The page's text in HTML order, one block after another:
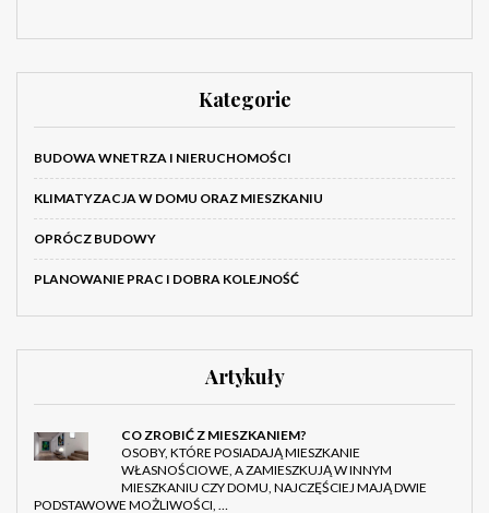
Kategorie
BUDOWA WNETRZA I NIERUCHOMOŚCI
KLIMATYZACJA W DOMU ORAZ MIESZKANIU
OPRÓCZ BUDOWY
PLANOWANIE PRAC I DOBRA KOLEJNOŚĆ
Artykuły
CO ZROBIĆ Z MIESZKANIEM?
OSOBY, KTÓRE POSIADAJĄ MIESZKANIE
WŁASNOŚCIOWE, A ZAMIESZKUJĄ W INNYM
MIESZKANIU CZY DOMU, NAJCZĘŚCIEJ MAJĄ DWIE
PODSTAWOWE MOŻLIWOŚCI, …